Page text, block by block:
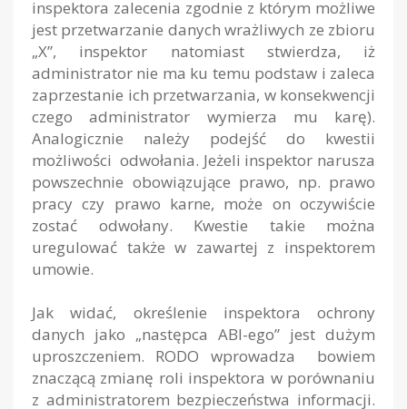
inspektora zalecenia zgodnie z którym możliwe
jest przetwarzanie danych wrażliwych ze zbioru
„X”, inspektor natomiast stwierdza, iż
administrator nie ma ku temu podstaw i zaleca
zaprzestanie ich przetwarzania, w konsekwencji
czego administrator wymierza mu karę).
Analogicznie należy podejść do kwestii
możliwości odwołania. Jeżeli inspektor narusza
powszechnie obowiązujące prawo, np. prawo
pracy czy prawo karne, może on oczywiście
zostać odwołany. Kwestie takie można
uregulować także w zawartej z inspektorem
umowie.
Jak widać, określenie inspektora ochrony
danych jako „następca ABI-ego” jest dużym
uproszczeniem. RODO wprowadza bowiem
znaczącą zmianę roli inspektora w porównaniu
z administratorem bezpieczeństwa informacji.